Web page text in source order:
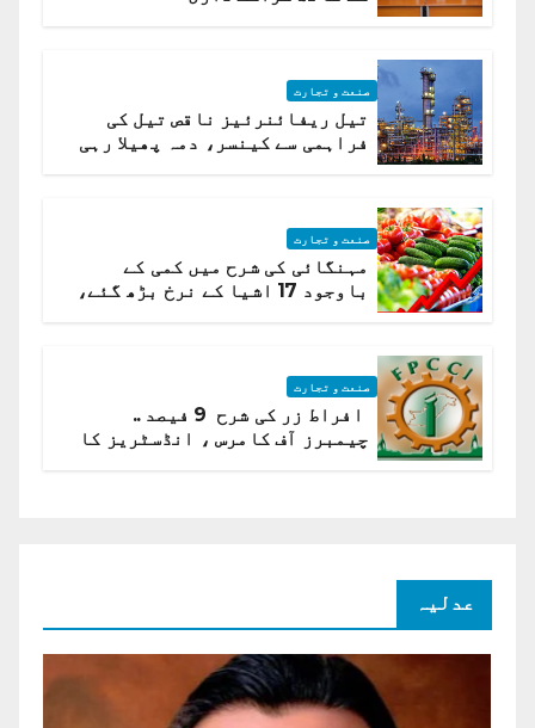
صنعت و تجارت
تیل ریفائنرئیز ناقص تیل کی
فراہمی سے کینسر، دمہ پھیلا رہی
صنعت و تجارت
مہنگائی کی شرح میں کمی کے
باوجود 17 اشیا کے نرخ بڑھ گئے،
صنعت و تجارت
افراط زر کی شرح 9 فیصد ..
چیمبرز آف کامرس ، انڈسٹریز کا
عدلیہ